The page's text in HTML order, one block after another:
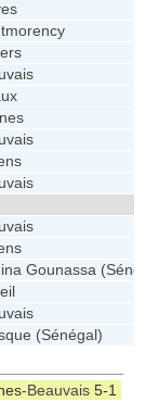
Gounassa
(Sénégal)
-Beauvais 5-1